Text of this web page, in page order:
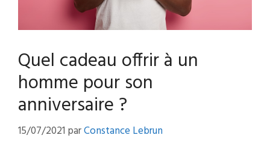
Quel cadeau offrir à un
homme pour son
anniversaire ?
15/07/2021 parConstance Lebrun